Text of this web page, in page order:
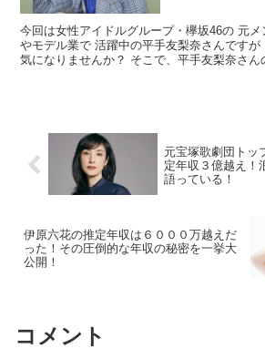
今回は女性アイドルグループ・欅坂46の 元
やモデル業で 活躍中の平手友梨奈さんです
気になりませんか？ そこで、平手友梨奈さん
元宝塚歌劇団トッ
定年収３億越え！
語っている！
伊原六花の推定年収は６０００万越えだ
った！その圧倒的な年収の秘密を一挙大
公開！
コメント